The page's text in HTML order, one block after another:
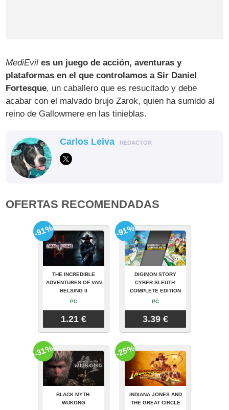
MediEvil es un juego de acción, aventuras y
plataformas en el que controlamos a Sir Daniel
Fortesque, un caballero que es resucitado y debe
acabar con el malvado brujo Zarok, quien ha sumido al
reino de Gallowmere en las tinieblas.
Carlos Leiva REDACTOR
OFERTAS RECOMENDADAS
THE INCREDIBLE
ADVENTURES OF VAN
HELSING II
PC
1.21 €
-91%
DIGIMON STORY
CYBER SLEUTH:
COMPLETE EDITION
PC
3.39 €
-91%
BLACK MYTH:
WUKONG
-31%
INDIANA JONES AND
THE GREAT CIRCLE
-25%